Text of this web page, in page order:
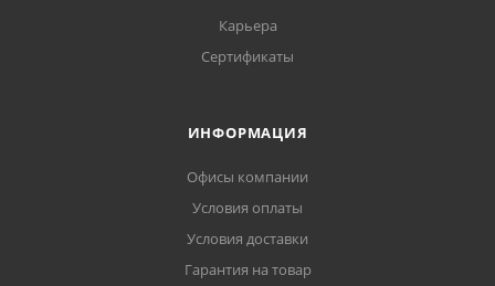
Карьера
Сертификаты
ИНФОРМАЦИЯ
Офисы компании
Условия оплаты
Условия доставки
Гарантия на товар